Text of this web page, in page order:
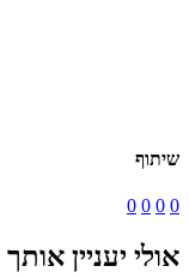
שיתוף
0
0
0
0
אולי יעניין אותך